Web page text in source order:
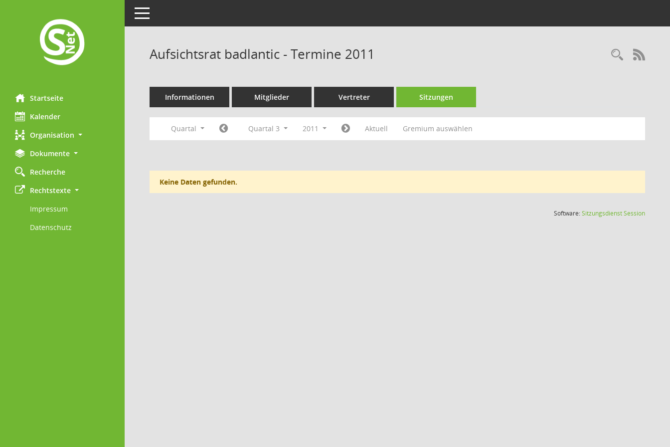
Startseite
Kalender
Organisation
Dokumente
Recherche
Rechtstexte
Impressum
Datenschutz
Toggle navigation
Aufsichtsrat badlantic - Termine 2011
Informationen Mitglieder Vertreter Sitzungen
Quartal Quartal 3 2011 Aktuell Gremium auswählen
Keine Daten gefunden.
Software:SitzungsdienstSession(Wird in